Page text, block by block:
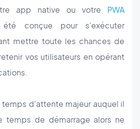
app native ou votre PWA
été conçue pour s'exécuter
mettre toute les chances de
vos utilisateurs en opérant
temps d'attente majeur auquel il
temps de démarrage alors ne